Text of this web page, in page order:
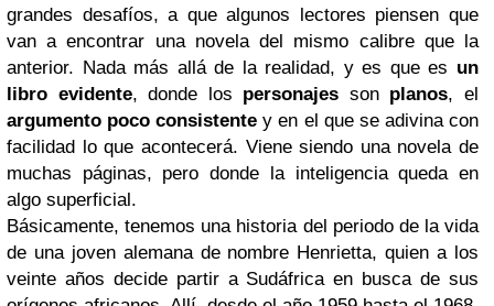
grandes desafíos, a que algunos lectores piensen que
van a encontrar una novela del mismo calibre que la
anterior. Nada más allá de la realidad, y es que es un
libro evidente, donde los personajes son planos, el
argumento poco consistente y en el que se adivina con
facilidad lo que acontecerá. Viene siendo una novela de
muchas páginas, pero donde la inteligencia queda en
algo superficial.
Básicamente, tenemos una historia del periodo de la vida
de una joven alemana de nombre Henrietta, quien a los
veinte años decide partir a Sudáfrica en busca de sus